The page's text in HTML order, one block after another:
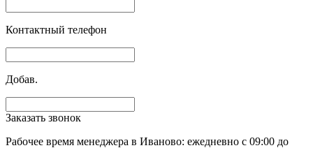
Контактный телефон
Добав.
Заказать звонок
Рабочее время менеджера в Иваново: ежедневно с 09:00 до